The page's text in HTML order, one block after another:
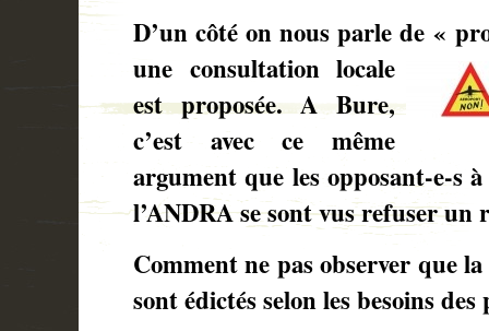
D’un côté on nous parle de «
une consultation locale
est proposée. A Bure,
c’est avec ce même
argument que les opposant-e-s
l’ANDRA se sont vus refuser un
Comment ne pas observer que
sont édictés selon les besoins